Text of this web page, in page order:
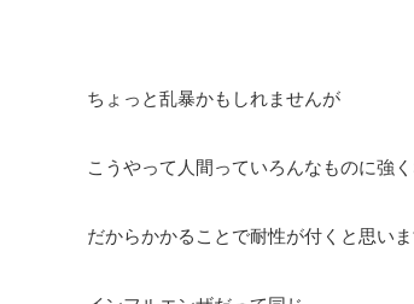
ちょっと乱暴かもしれませんが
こうやって人間っていろんなものに強
だからかかることで耐性が付くと思いま